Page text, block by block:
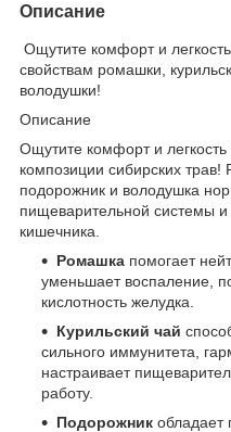
Описание
Ощутите комфорт и
свойствам ромашки,
володушки!
Описание
Ощутите комфорт и легкость
композиции сибирских трав!
подорожник и володушка
пищеварительной системы
кишечника.
Ромашка помогает
уменьшает воспаление,
кислотность желудка.
Курильский чай
сильного иммунитета,
настраивает
работу.
Подорожник обладает